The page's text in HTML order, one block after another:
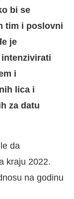
bi se
tim i poslovni
je
i
lica i
za datu
da
kraju 2022.
na godinu